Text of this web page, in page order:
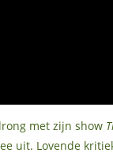
met zijn show
uit. Lovende